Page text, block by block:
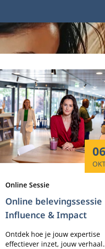
Online belevingssessie
Influence & Impact
06
Type:
Online Sessie
Ontdek hoe je jouw expertise
effectiever inzet, jouw verhaal